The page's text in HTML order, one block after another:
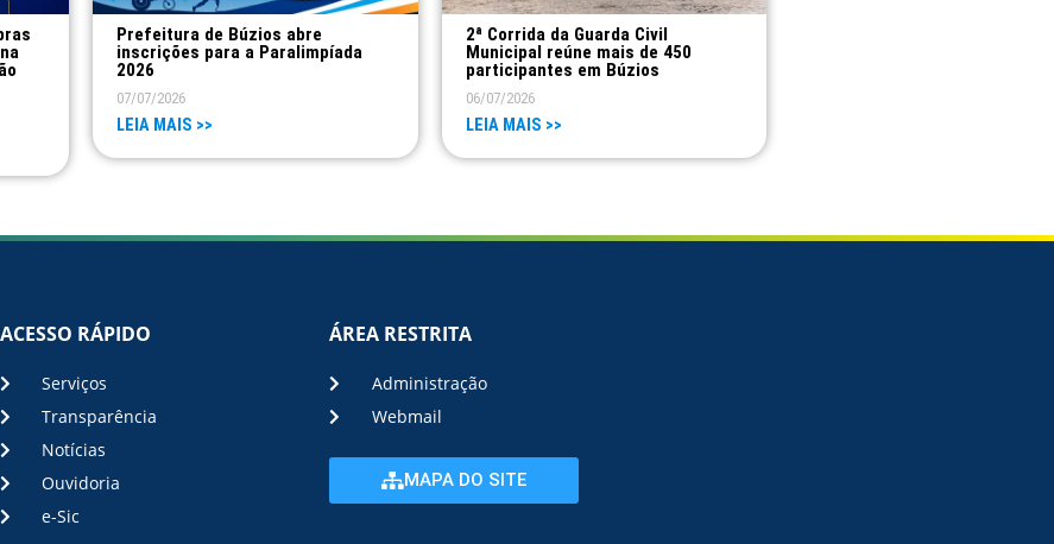
Prefeitura de Búzios abre
inscrições para a Paralimpíada
2026
07/07/2026
LEIA MAIS >>
2ª Corrida da Guarda Civil
Municipal reúne mais de 450
participantes em Búzios
06/07/2026
LEIA MAIS >>
ACESSO RÁPIDO
Serviços
Transparência
Notícias
Ouvidoria
e-Sic
ÁREA RESTRITA
Administração
Webmail
MAPA DO SITE